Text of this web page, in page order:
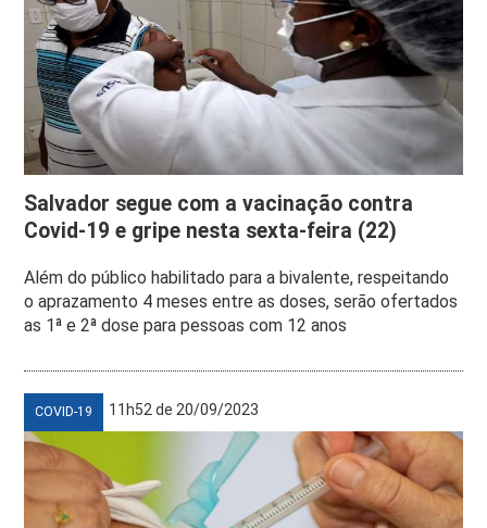
Salvador segue com a vacinação contra
Covid-19 e gripe nesta sexta-feira (22)
Além do público habilitado para a bivalente, respeitando
o aprazamento 4 meses entre as doses, serão ofertados
as 1ª e 2ª dose para pessoas com 12 anos
COVID-19 11h52 de 20/09/2023